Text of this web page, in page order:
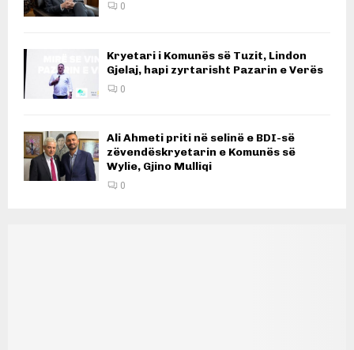
0
Kryetari i Komunës së Tuzit, Lindon
Gjelaj, hapi zyrtarisht Pazarin e Verës
0
Ali Ahmeti priti në selinë e BDI-së
zëvendëskryetarin e Komunës së
Wylie, Gjino Mulliqi
0